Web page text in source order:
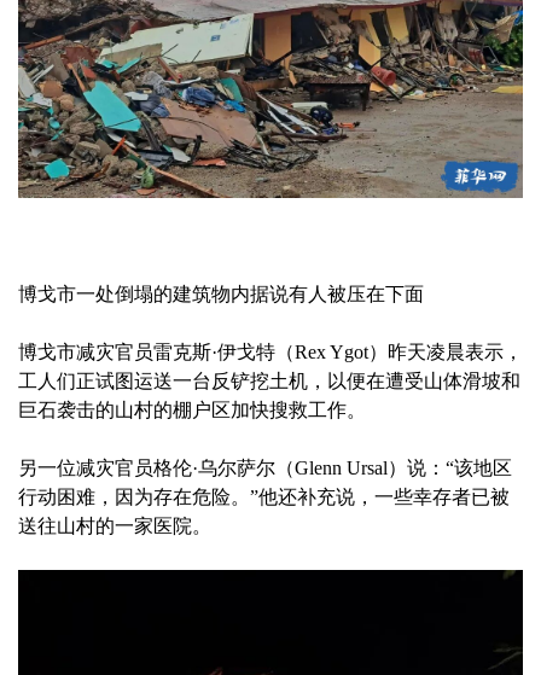
博戈市一处倒塌的建筑物内据说有人被压在下面
博戈市减灾官员雷克斯·伊戈特（Rex Ygot）昨天凌晨表示，
工人们正试图运送一台反铲挖土机，以便在遭受山体滑坡和
巨石袭击的山村的棚户区加快搜救工作。
另一位减灾官员格伦·乌尔萨尔（Glenn Ursal）说：“该地区
行动困难，因为存在危险。”他还补充说，一些幸存者已被
送往山村的一家医院。